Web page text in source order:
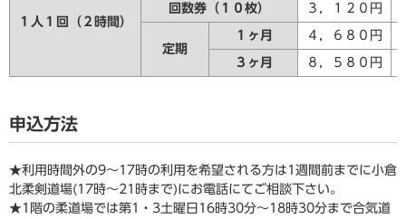
１人１回（２時間）
回数券（１０枚） ３，１２０円
定期
１ヶ月 ４，６８０円
３ヶ月 ８，５８０円
申込方法
★利用時間外の9〜17時の利用を希望される方は1週間前までに小倉
北柔剣道場(17時〜21時まで)にお電話にてご相談下さい。
★1階の柔道場では第1・3土曜日16時30分〜18時30分まで合気道